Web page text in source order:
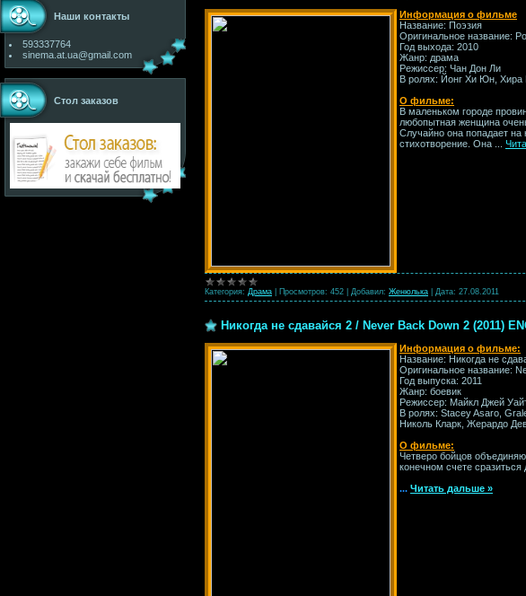
Наши контакты
593337764
sinema.at.ua@gmail.com
Стол заказов
Информация о фильме
Название: Поэзия
Оригинальное название:
Год выхода: 2010
Жанр: драма
Режиссер: Чан Дон Ли
В ролях: Йонг Хи Юн,
О фильме:
В маленьком городе
любопытная женщина
Случайно она попадает
стихотворение. Она
Категория: Драма Просмотров: 452 Добавил: Женюлька Дата: 27.08.2011
Никогда не сдавайся 2 / Never Back Down 2 (2011)
Информация о фильме:
Название: Никогда не
Оригинальное название:
Год выпуска: 2011
Жанр: боевик
Режиссер: Майкл Джей
В ролях: Stacey Asaro,
Николь Кларк, Жерардо
О фильме:
Четверо бойцов
конечном счете сразиться
... Читать дальше »